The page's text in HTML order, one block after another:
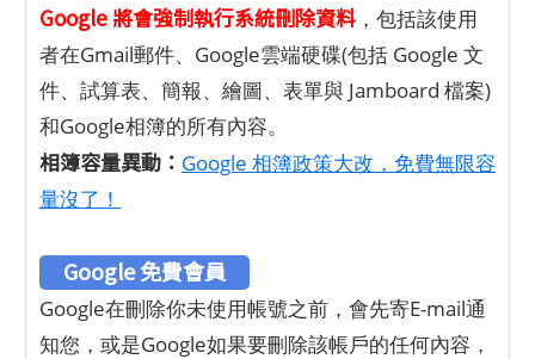
Google 將會強制執行系統刪除資料 ，包括該使用
者在Gmail郵件、Google雲端硬碟(包括 Google 文
件、試算表、簡報、繪圖、表單與 Jamboard 檔案)
和Google相簿的所有內容。
相簿容量異動： Google 相簿政策大改，免費無限容
量沒了！
Google 免費會員
Google在刪除你未使用帳號之前，會先寄E-mail通
知您，或是Google如果要刪除該帳戶的任何內容，